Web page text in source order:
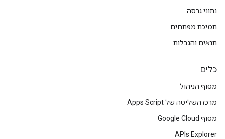
נתוני גרסה
תמיכת מפתחים
תנאים והגבלות
כלים
מסוף הניהול
מרכז השליטה של Apps Script
מסוף Google Cloud
APIs Explorer